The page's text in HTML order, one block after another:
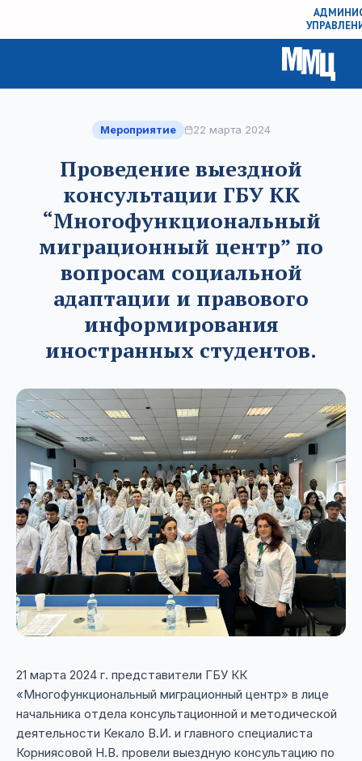
Мероприятие 22 марта 2024
Проведение выездной
консультации ГБУ КК
“Многофункциональный
миграционный центр” по
вопросам социальной
адаптации и правового
информирования
иностранных студентов.
21 марта 2024 г. представители ГБУ КК
«Многофункциональный миграционный центр» в лице
начальника отдела консультационной и методической
деятельности Кекало В.И. и главного специалиста
Корниясовой Н.В. провели выездную консультацию по